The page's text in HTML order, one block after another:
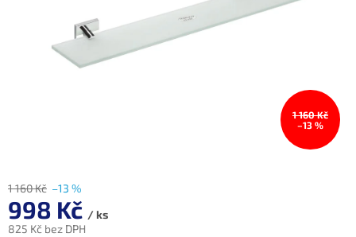
1 160 Kč
–13 %
1 160 Kč –13 %
998 Kč / ks
825 Kč bez DPH